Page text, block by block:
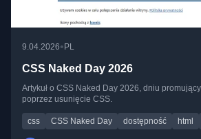
9.04.2026•PL
CSS Naked Day 2026
Artykuł o CSS Naked Day 2026, dniu
poprzez usunięcie CSS.
css CSS Naked Day dostępność html